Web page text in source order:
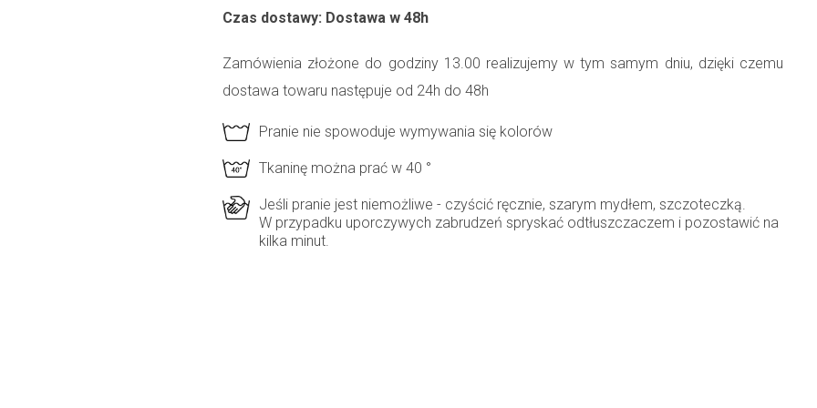
Czas dostawy: Dostawa w 48h
Zamówienia złożone do godziny 13.00 realizujemy w tym samym dniu, dzięki czemu
dostawa towaru następuje od 24h do 48h
Pranie nie spowoduje wymywania się kolorów
Tkaninę można prać w 40 °
Jeśli pranie jest niemożliwe - czyścić ręcznie, szarym mydłem, szczoteczką.
W przypadku uporczywych zabrudzeń spryskać odtłuszczaczem i pozostawić na
kilka minut.